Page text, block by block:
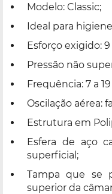
Modelo: Classic;
Ideal para
Esforço exigido:
Pressão não
Frequência: 7 a
Oscilação aérea:
Estrutura em
Esfera de aço
superficial;
Tampa que se
superior da